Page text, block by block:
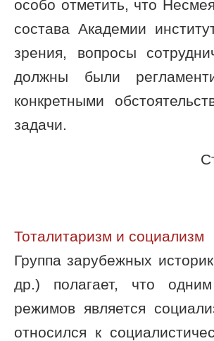
особо отметить, что
состава Академии
зрения, вопросы
должны были
конкретными
задачи.
Тоталитаризм и социализм
Группа зарубежных
др.) полагает, что
режимов является
относился к